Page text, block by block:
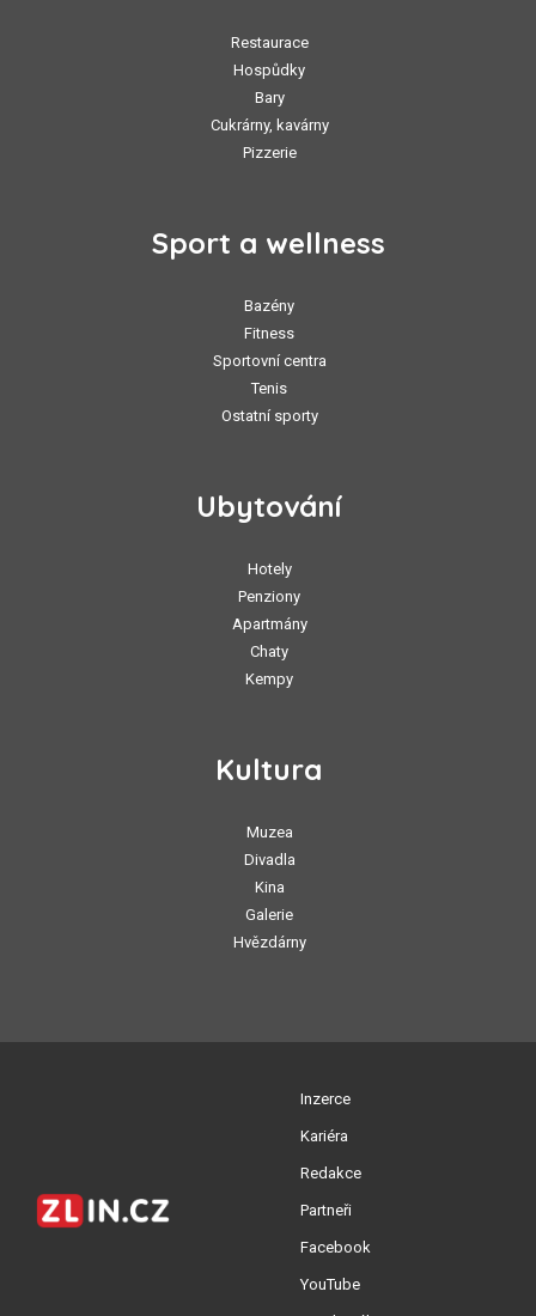
Restaurace
Hospůdky
Bary
Cukrárny, kavárny
Pizzerie
Sport a wellness
Bazény
Fitness
Sportovní centra
Tenis
Ostatní sporty
Ubytování
Hotely
Penziony
Apartmány
Chaty
Kempy
Kultura
Muzea
Divadla
Kina
Galerie
Hvězdárny
Inzerce
Kariéra
Redakce
Partneři
Facebook
YouTube